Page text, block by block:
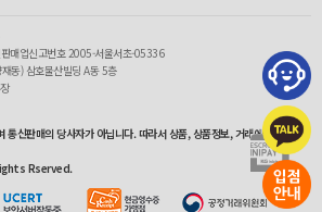
매업신고번호 2005-서울서초-05336
동) 삼호물산빌딩 A동 5층
통신판매의 당사자가 아닙니다. 따라서 상품, 상품정보, 거래에 관한
Rserved.